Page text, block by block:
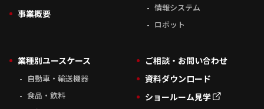
事業概要
情報システム
ロボット
業種別ユースケース
自動車・輸送機器
食品・飲料
ご相談・お問い合わせ
資料ダウンロード
ショールーム見学